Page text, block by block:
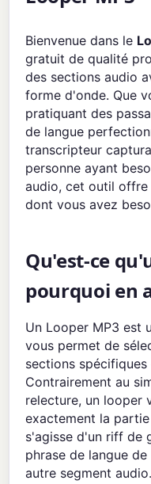
Bienvenue dans le
gratuit de qualité
des sections audio
forme d'onde. Que
pratiquant des
de langue
transcripteur
personne ayant
audio, cet outil
dont vous avez
Qu'est-ce
pourquoi en
Un Looper MP3 est
vous permet de
sections
Contrairement au
relecture, un looper
exactement la
s'agisse d'un riff de
phrase de langue
autre segment audio.